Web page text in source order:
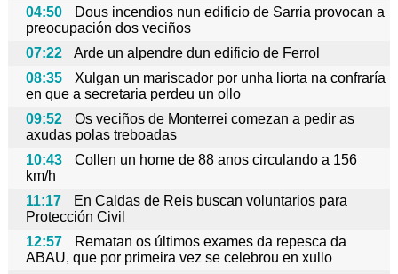
04:50
Dous incendios nun edificio de Sarria provocan a
preocupación dos veciños
07:22
Arde un alpendre dun edificio de Ferrol
08:35
Xulgan un mariscador por unha liorta na confraría
en que a secretaria perdeu un ollo
09:52
Os veciños de Monterrei comezan a pedir as
axudas polas treboadas
10:43
Collen un home de 88 anos circulando a 156
km/h
11:17
En Caldas de Reis buscan voluntarios para
Protección Civil
12:57
Rematan os últimos exames da repesca da
ABAU, que por primeira vez se celebrou en xullo